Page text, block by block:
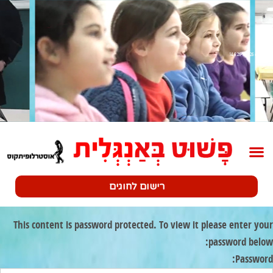
רישום לחוגים
This content is password protected. To view it please enter your
password below:
Password: